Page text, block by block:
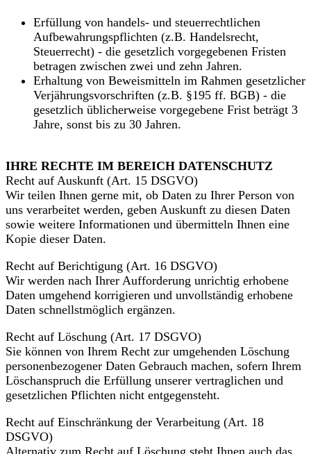
Erfüllung von handels- und steuerrechtlichen
Aufbewahrungspflichten (z.B. Handelsrecht,
Steuerrecht) - die gesetzlich vorgegebenen Fristen
betragen zwischen zwei und zehn Jahren.
Erhaltung von Beweismitteln im Rahmen gesetzlicher
Verjährungsvorschriften (z.B. §195 ff. BGB) - die
gesetzlich üblicherweise vorgegebene Frist beträgt 3
Jahre, sonst bis zu 30 Jahren.
IHRE RECHTE IM BEREICH DATENSCHUTZ
Recht auf Auskunft (Art. 15 DSGVO)
Wir teilen Ihnen gerne mit, ob Daten zu Ihrer Person von
uns verarbeitet werden, geben Auskunft zu diesen Daten
sowie weitere Informationen und übermitteln Ihnen eine
Kopie dieser Daten.
Recht auf Berichtigung (Art. 16 DSGVO)
Wir werden nach Ihrer Aufforderung unrichtig erhobene
Daten umgehend korrigieren und unvollständig erhobene
Daten schnellstmöglich ergänzen.
Recht auf Löschung (Art. 17 DSGVO)
Sie können von Ihrem Recht zur umgehenden Löschung
personenbezogener Daten Gebrauch machen, sofern Ihrem
Löschanspruch die Erfüllung unserer vertraglichen und
gesetzlichen Pflichten nicht entgegensteht.
Recht auf Einschränkung der Verarbeitung (Art. 18
DSGVO)
Alternativ zum Recht auf Löschung steht Ihnen auch das